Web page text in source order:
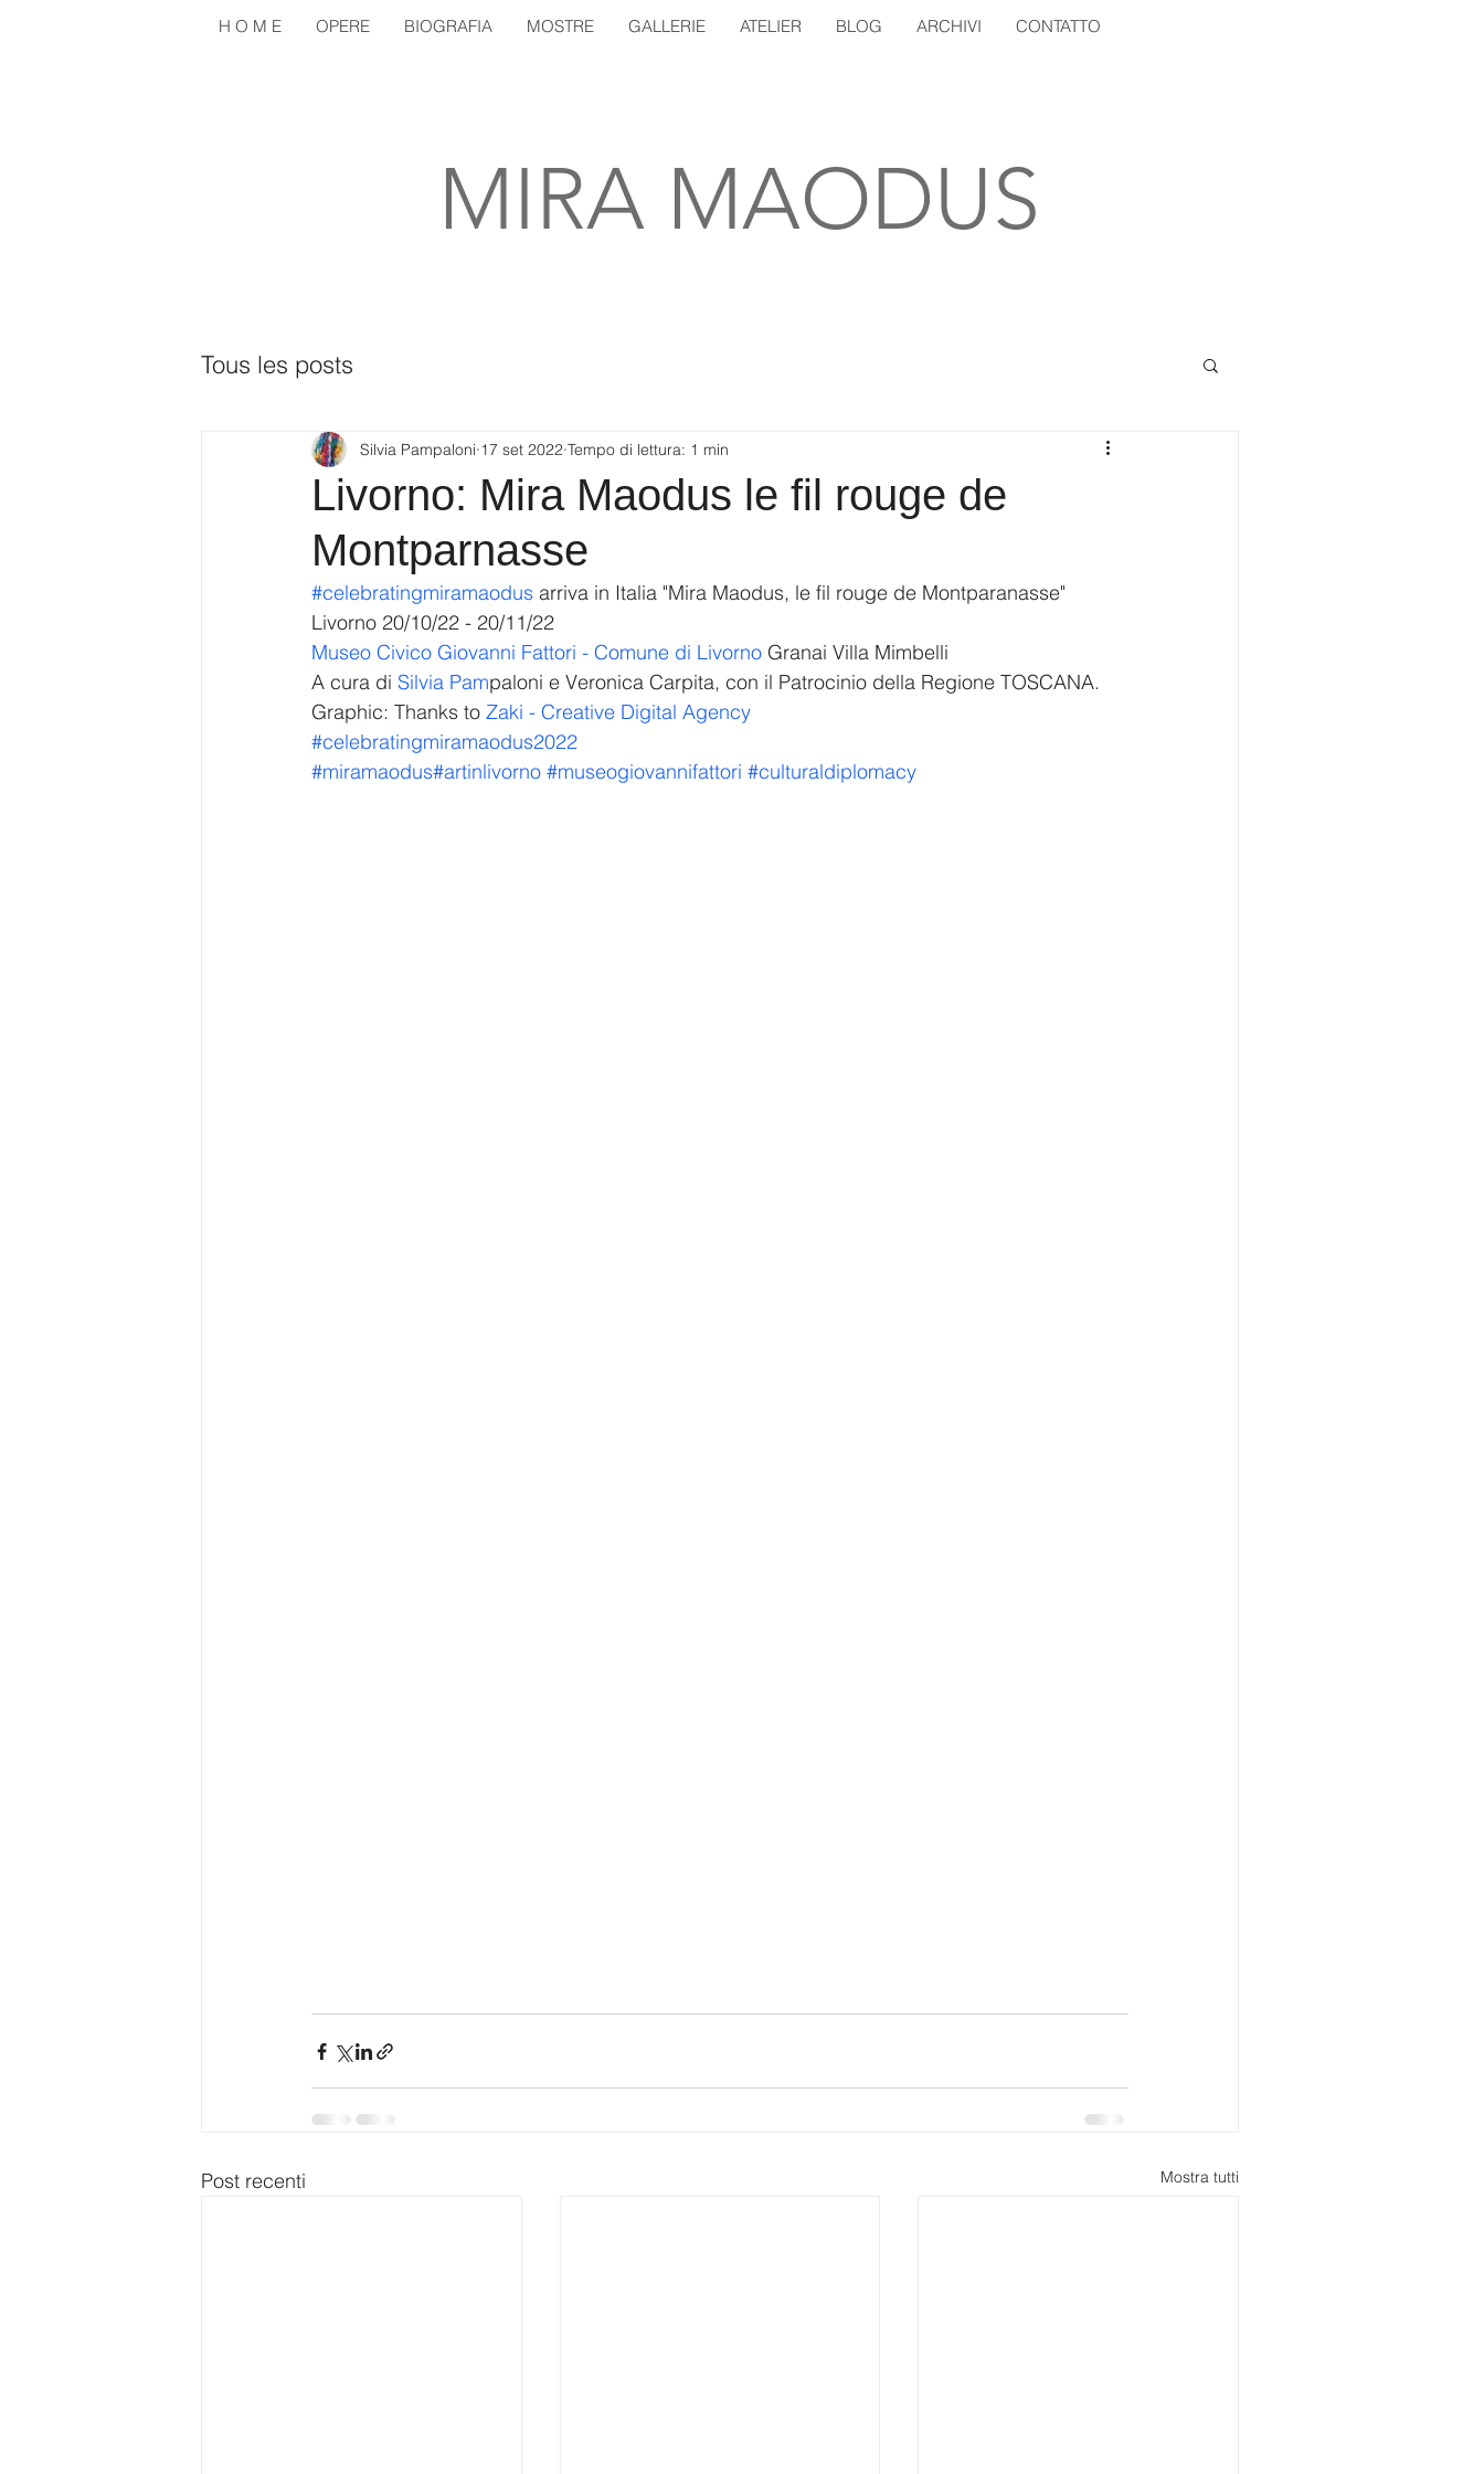
H O M E OPERE BIOGRAFIA MOSTRE GALLERIE ATELIER BLOG ARCHIVI CONTATTO
MIRA MAODUS
Tous les posts
Livorno: Mira Maodus le fil rouge de
Montparnasse
Silvia Pampaloni 17 set 2022 Tempo di lettura: 1 min
#celebratingmiramaodus arriva in Italia "Mira Maodus, le fil rouge de Montparanasse"
Livorno 20/10/22 - 20/11/22
Museo Civico Giovanni Fattori - Comune di Livorno Granai Villa Mimbelli
A cura di Silvia Pampaloni e Veronica Carpita, con il Patrocinio della Regione TOSCANA.
Graphic: Thanks to Zaki - Creative Digital Agency
#celebratingmiramaodus2022
#miramaodus#artinlivorno #museogiovannifattori #culturaldiplomacy
Post recenti Mostra tutti